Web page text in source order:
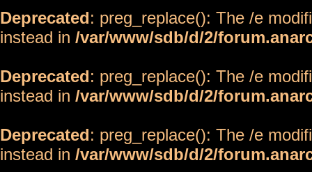
Deprecated: preg_replace(): The /e
instead in /var/www/sdb/d/2/
Deprecated: preg_replace(): The /e
instead in /var/www/sdb/d/2/
Deprecated: preg_replace(): The /e
instead in /var/www/sdb/d/2/